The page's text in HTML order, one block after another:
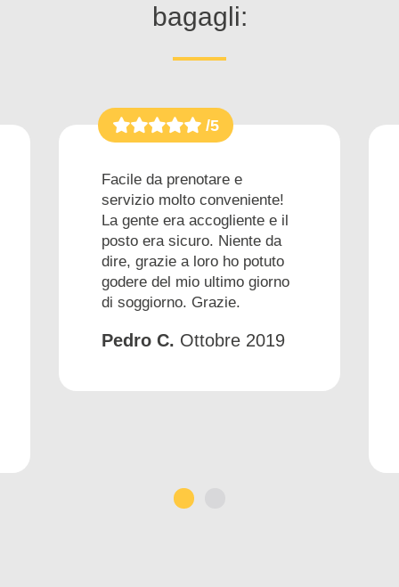
bagagli:
/5
Facile da prenotare e
servizio molto conveniente!
La gente era accogliente e il
posto era sicuro. Niente da
dire, grazie a loro ho potuto
godere del mio ultimo giorno
di soggiorno. Grazie.
Pedro C. Ottobre 2019